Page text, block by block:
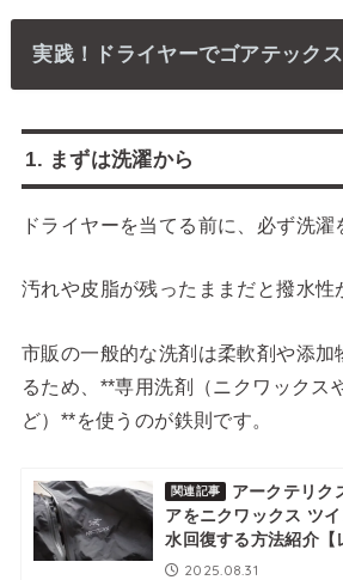
実践！ドライヤーでゴアテック
1. まずは洗濯から
ドライヤーを当てる前に、必ず洗濯
汚れや皮脂が残ったままだと撥水性
市販の一般的な洗剤は柔軟剤や添加
るため、**専用洗剤（ニクワックス
ど）**を使うのが鉄則です。
関連記事
アークテリク
アをニクワックス ツ
水回復する方法紹介【
2025.08.31